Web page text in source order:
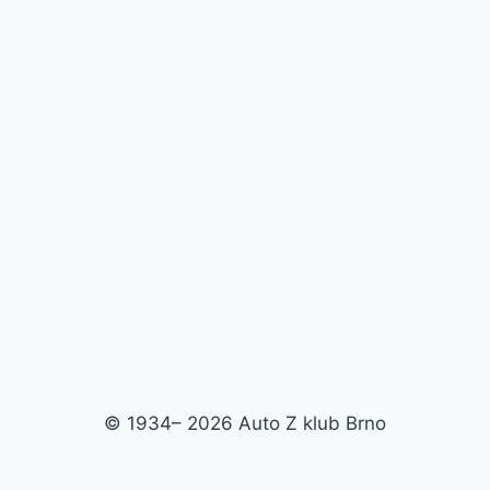
© 1934– 2026 Auto Z klub Brno